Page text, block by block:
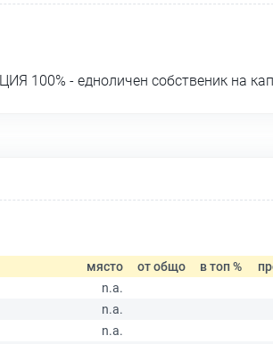
100% - едноличен собственик на
място от общо в топ %
n.a.
n.a.
n.a.